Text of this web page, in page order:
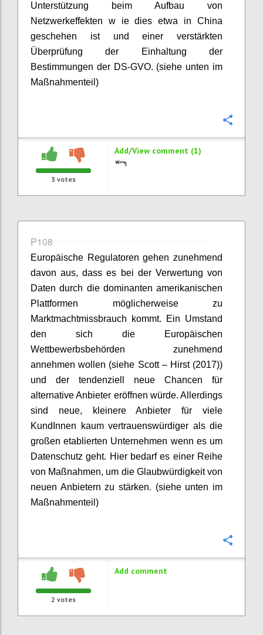
Unterstützung beim Aufbau von
Netzwerkeffekten w ie dies etwa in China
geschehen ist und einer verstärkten
Überprüfung der Einhaltung der
Bestimmungen der DS-GVO. (siehe unten im
Maßnahmenteil)
3 votes
Add/View comment (1)
P108
Europäische Regulatoren gehen zunehmend
davon aus, dass es bei der Verwertung von
Daten durch die dominanten amerikanischen
Plattformen möglicherweise zu
Marktmachtmissbrauch kommt. Ein Umstand
den sich die Europäischen
Wettbewerbsbehörden zunehmend
annehmen wollen (siehe Scott – Hirst (2017))
und der tendenziell neue Chancen für
alternative Anbieter eröffnen würde. Allerdings
sind neue, kleinere Anbieter für viele
KundInnen kaum vertrauenswürdiger als die
großen etablierten Unternehmen wenn es um
Datenschutz geht. Hier bedarf es einer Reihe
von Maßnahmen, um die Glaubwürdigkeit von
neuen Anbietern zu stärken. (siehe unten im
Maßnahmenteil)
2 votes
Add comment